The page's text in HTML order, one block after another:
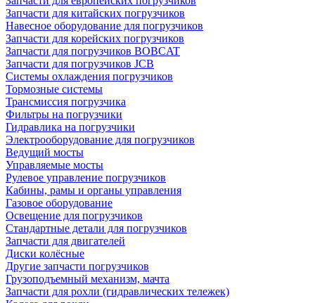
Запчасти для китайских погрузчиков
Навесное оборудование для погрузчиков
Запчасти для корейских погрузчиков
Запчасти для погрузчиков BOBCAT
Запчасти для погрузчиков JCB
Системы охлаждения погрузчиков
Тормозные системы
Трансмиссия погрузчика
Фильтры на погрузчики
Гидравлика на погрузчики
Электрооборудование для погрузчиков
Ведущий мосты
Управляемые мосты
Рулевое управление погрузчиков
Кабины, рамы и органы управления
Газовое оборудование
Освещение для погрузчиков
Стандартные детали для погрузчиков
Запчасти для двигателей
Диски колёсные
Другие запчасти погрузчиков
Грузоподъемный механизм, мачта
Запчасти для рохли (гидравлических тележек)